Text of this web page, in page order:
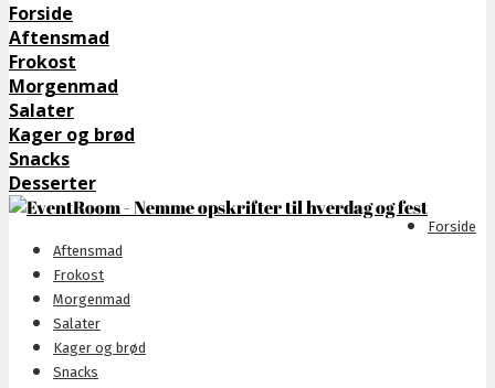
Forside
Aftensmad
Frokost
Morgenmad
Salater
Kager og brød
Snacks
Desserter
Forside
Aftensmad
Frokost
Morgenmad
Salater
Kager og brød
Snacks